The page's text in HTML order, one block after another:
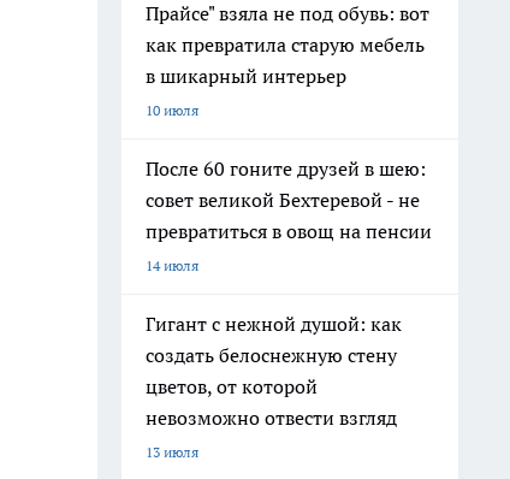
Прайсе" взяла не под обувь: вот
как превратила старую мебель
в шикарный интерьер
10 июля
После 60 гоните друзей в шею:
совет великой Бехтеревой - не
превратиться в овощ на пенсии
14 июля
Гигант с нежной душой: как
создать белоснежную стену
цветов, от которой
невозможно отвести взгляд
13 июля